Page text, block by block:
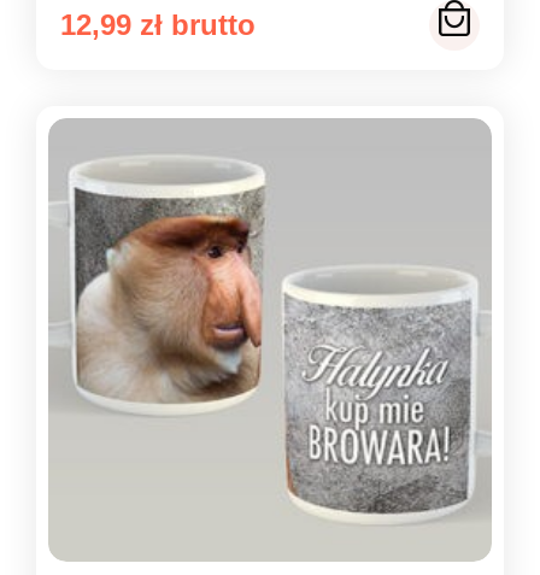
12,99 zł